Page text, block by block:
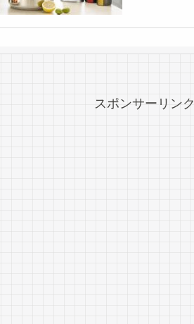
スポンサーリンク